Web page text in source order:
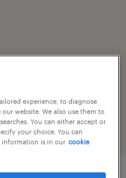
experience, to diagnose
website. We also use them to
You can either accept or
your choice. You can
information is in our cookie